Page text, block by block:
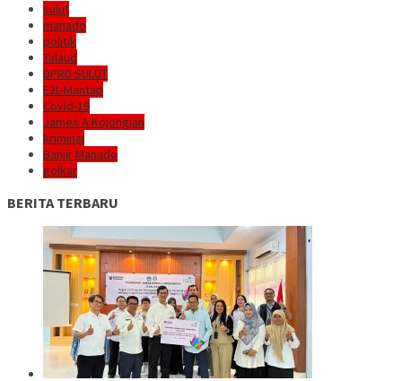
sulut
manado
politik
Talaud
DPRD SULUT
E2L-Mantap
Covid-19
James A Kojongian
kriminal
Banjir Manado
golkar
BERITA TERBARU